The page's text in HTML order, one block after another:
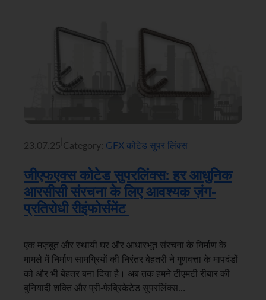
23.07.25 Category: GFX कोटेड सुपर लिंक्स
जीएफएक्स कोटेड सुपरलिंक्स: हर आधुनिक
आरसीसी संरचना के लिए आवश्यक ज़ंग-
प्रतिरोधी रीइंफोर्समेंट
एक मज़बूत और स्थायी घर और आधारभूत संरचना के निर्माण के
मामले में निर्माण सामग्रियों की निरंतर बेहतरी ने गुणवत्ता के मापदंडों
को और भी बेहतर बना दिया है। अब तक हमने टीएमटी रीबार की
बुनियादी शक्ति और प्री-फेब्रिकेटेड सुपरलिंक्स…